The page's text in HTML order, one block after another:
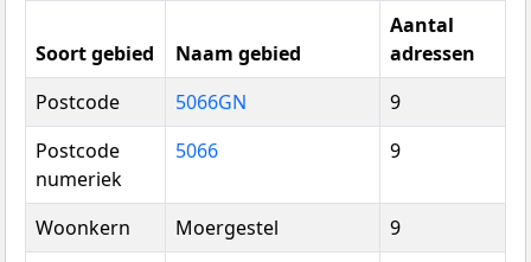
Soort gebied Naam gebied
Aantal
adressen
Postcode
5066GN
9
Postcode
numeriek
5066 9
Woonkern Moergestel
9